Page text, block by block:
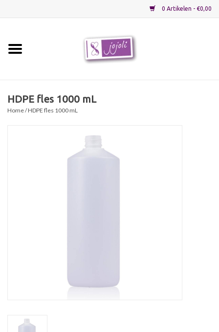
0 Artikelen - €0,00
HDPE fles 1000 mL
Home/ HDPE fles 1000 mL